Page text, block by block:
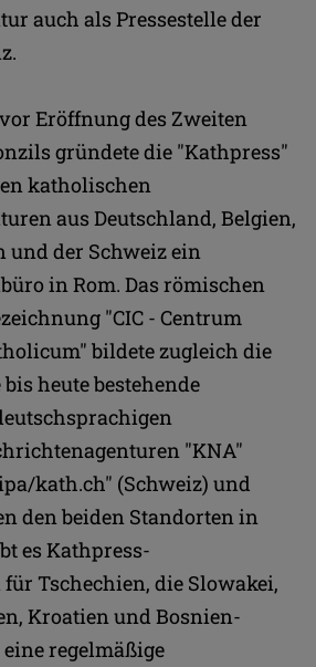
auch als Pressestelle der
Eröffnung des Zweiten
gründete die "Kathpress"
katholischen
aus Deutschland, Belgien,
und der Schweiz ein
in Rom. Das römischen
"CIC - Centrum
bildete zugleich die
heute bestehende
"KNA"
kath.ch" (Schweiz) und
den beiden Standorten in
es Kathpress-
Tschechien, die Slowakei,
Kroatien und Bosnien-
regelmäßige